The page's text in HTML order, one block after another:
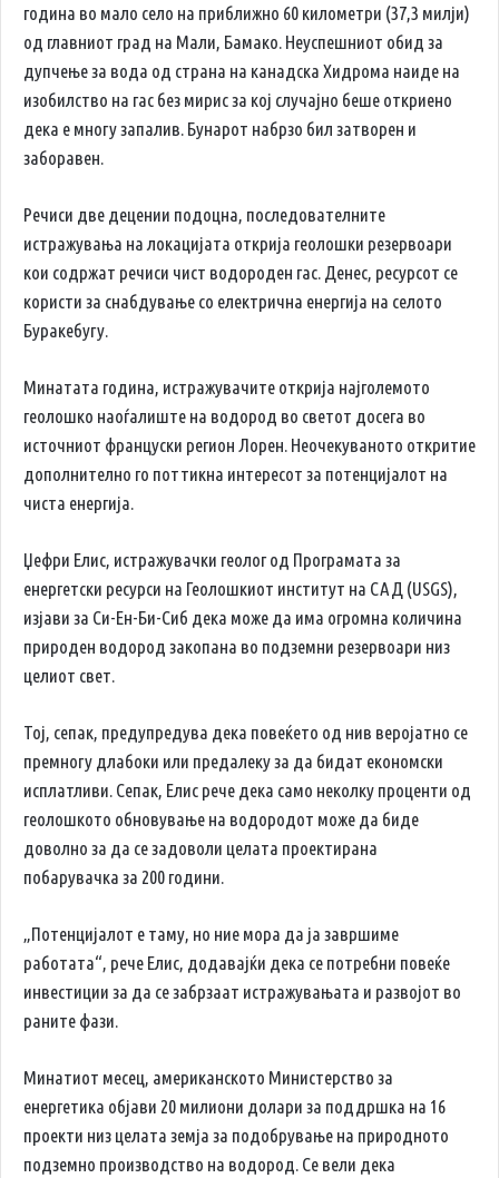
година во мало село на приближно 60 километри (37,3 милји)
од главниот град на Мали, Бамако. Неуспешниот обид за
дупчење за вода од страна на канадска Хидрома наиде на
изобилство на гас без мирис за кој случајно беше откриено
дека е многу запалив. Бунарот набрзо бил затворен и
заборавен.
Речиси две децении подоцна, последователните
истражувања на локацијата открија геолошки резервоари
кои содржат речиси чист водороден гас. Денес, ресурсот се
користи за снабдување со електрична енергија на селото
Буракебугу.
Минатата година, истражувачите открија најголемото
геолошко наоѓалиште на водород во светот досега во
источниот француски регион Лорен. Неочекуваното откритие
дополнително го поттикна интересот за потенцијалот на
чиста енергија.
Џефри Елис, истражувачки геолог од Програмата за
енергетски ресурси на Геолошкиот институт на САД (USGS),
изјави за Си-Ен-Би-Сиб дека може да има огромна количина
природен водород закопана во подземни резервоари низ
целиот свет.
Тој, сепак, предупредува дека повеќето од нив веројатно се
премногу длабоки или предалеку за да бидат економски
исплатливи. Сепак, Елис рече дека само неколку проценти од
геолошкото обновување на водородот може да биде
доволно за да се задоволи целата проектирана
побарувачка за 200 години.
„Потенцијалот е таму, но ние мора да ја завршиме
работата“, рече Елис, додавајќи дека се потребни повеќе
инвестиции за да се забрзаат истражувањата и развојот во
раните фази.
Минатиот месец, американското Министерство за
енергетика објави 20 милиони долари за поддршка на 16
проекти низ целата земја за подобрување на природното
подземно производство на водород. Се вели дека